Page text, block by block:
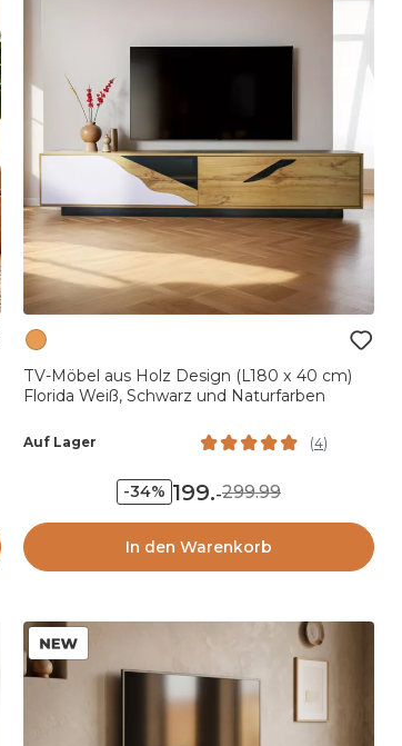
TV-Möbel aus Holz Design (L180 x 40 cm)
Florida Weiß, Schwarz und Naturfarben
Auf Lager (4)
-34% 199.-299.99
In den Warenkorb